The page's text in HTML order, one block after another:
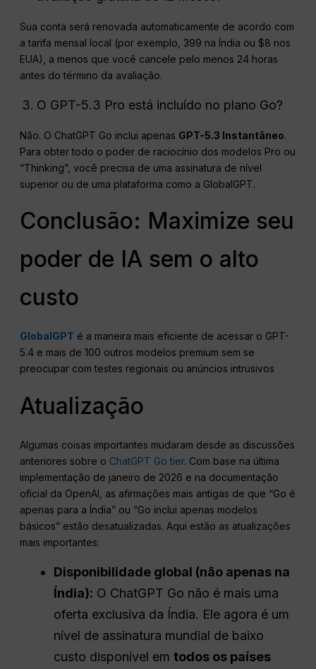
Sua conta será renovada automaticamente de acordo com
a tarifa mensal local (por exemplo, ₹399 na Índia ou $8 nos
EUA), a menos que você cancele pelo menos 24 horas
antes do término da avaliação.
O GPT-5.3 Pro está incluído no plano Go?
Não. O ChatGPT Go inclui apenas GPT-5.3 Instantâneo.
Para obter todo o poder de raciocínio dos modelos Pro ou
“Thinking”, você precisa de uma assinatura de nível
superior ou de uma plataforma como a GlobalGPT.
Conclusão: Maximize seu
poder de IA sem o alto
custo
GlobalGPT é a maneira mais eficiente de acessar o GPT-
5.4 e mais de 100 outros modelos premium sem se
preocupar com testes regionais ou anúncios intrusivos
Atualização
Algumas coisas importantes mudaram desde as discussões
anteriores sobre o ChatGPT Go tier. Com base na última
implementação de janeiro de 2026 e na documentação
oficial da OpenAI, as afirmações mais antigas de que “Go é
apenas para a Índia” ou “Go inclui apenas modelos
básicos” estão desatualizadas. Aqui estão as atualizações
mais importantes:
Disponibilidade global (não apenas na
Índia): O ChatGPT Go não é mais uma
oferta exclusiva da Índia. Ele agora é um
nível de assinatura mundial de baixo
custo disponível emtodos os países